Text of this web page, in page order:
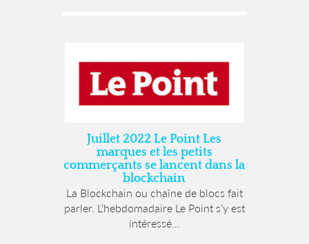
Juillet 2022 Le Point Les
marques et les petits
commerçants se lancent dans la
blockchain
La Blockchain ou chaîne de blocs fait
parler. L’hebdomadaire Le Point s’y est
intéressé...